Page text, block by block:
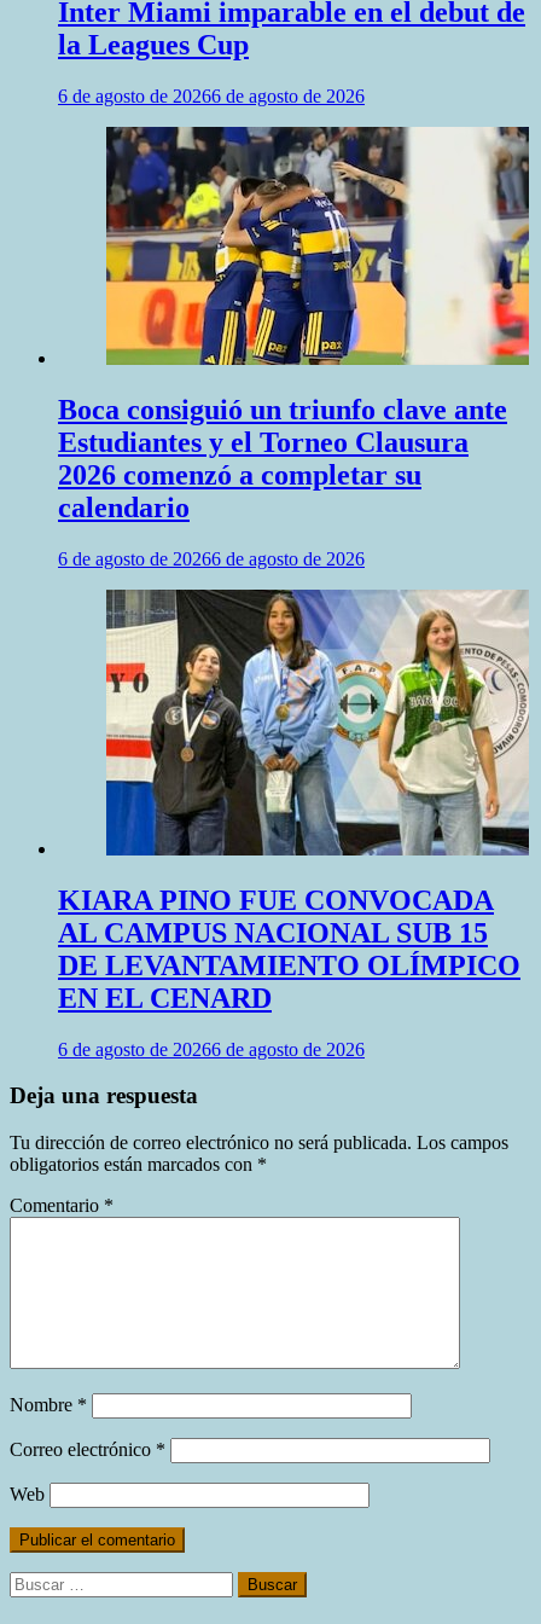
Inter Miami imparable en el debut de
la Leagues Cup
6 de agosto de 20266 de agosto de 2026
Boca consiguió un triunfo clave ante
Estudiantes y el Torneo Clausura
2026 comenzó a completar su
calendario
6 de agosto de 20266 de agosto de 2026
KIARA PINO FUE CONVOCADA
AL CAMPUS NACIONAL SUB 15
DE LEVANTAMIENTO OLÍMPICO
EN EL CENARD
6 de agosto de 20266 de agosto de 2026
Deja una respuesta
Tu dirección de correo electrónico no será publicada. Los campos
obligatorios están marcados con *
Comentario *
Nombre *
Correo electrónico *
Web
Buscar: